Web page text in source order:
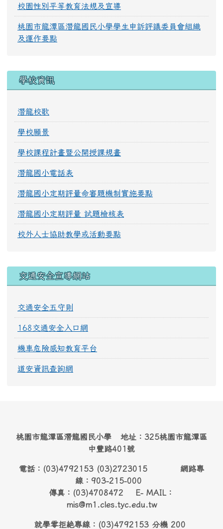
校園性別平等教育法規及宣導
桃園市龍潭區潛龍國民小學學生申訴評議委員會組織
及運作要點
學校資訊
潛龍校歌
學校願景
學校課程計畫暨公開授課規畫
潛龍國小電話表
潛龍國小定期評量命審題機制實施要點
潛龍國小定期評量 試題檢核表
校外人士協助教學或活動要點
交通安全宣導網站
交通安全五守則
168交通安全入口網
機車危險感知教育平台
道安資訊查詢網
桃園市龍潭區潛龍國民小學 地址：325桃園市龍潭區
中豐路401號
電話：(03)4792153 (03)2723015 網路專
線：903-215-000
傳真：(03)4708472 E- MAIL：
mis@m1.cles.tyc.edu.tw
就學零拒絶專線：(03)4792153 分機 200